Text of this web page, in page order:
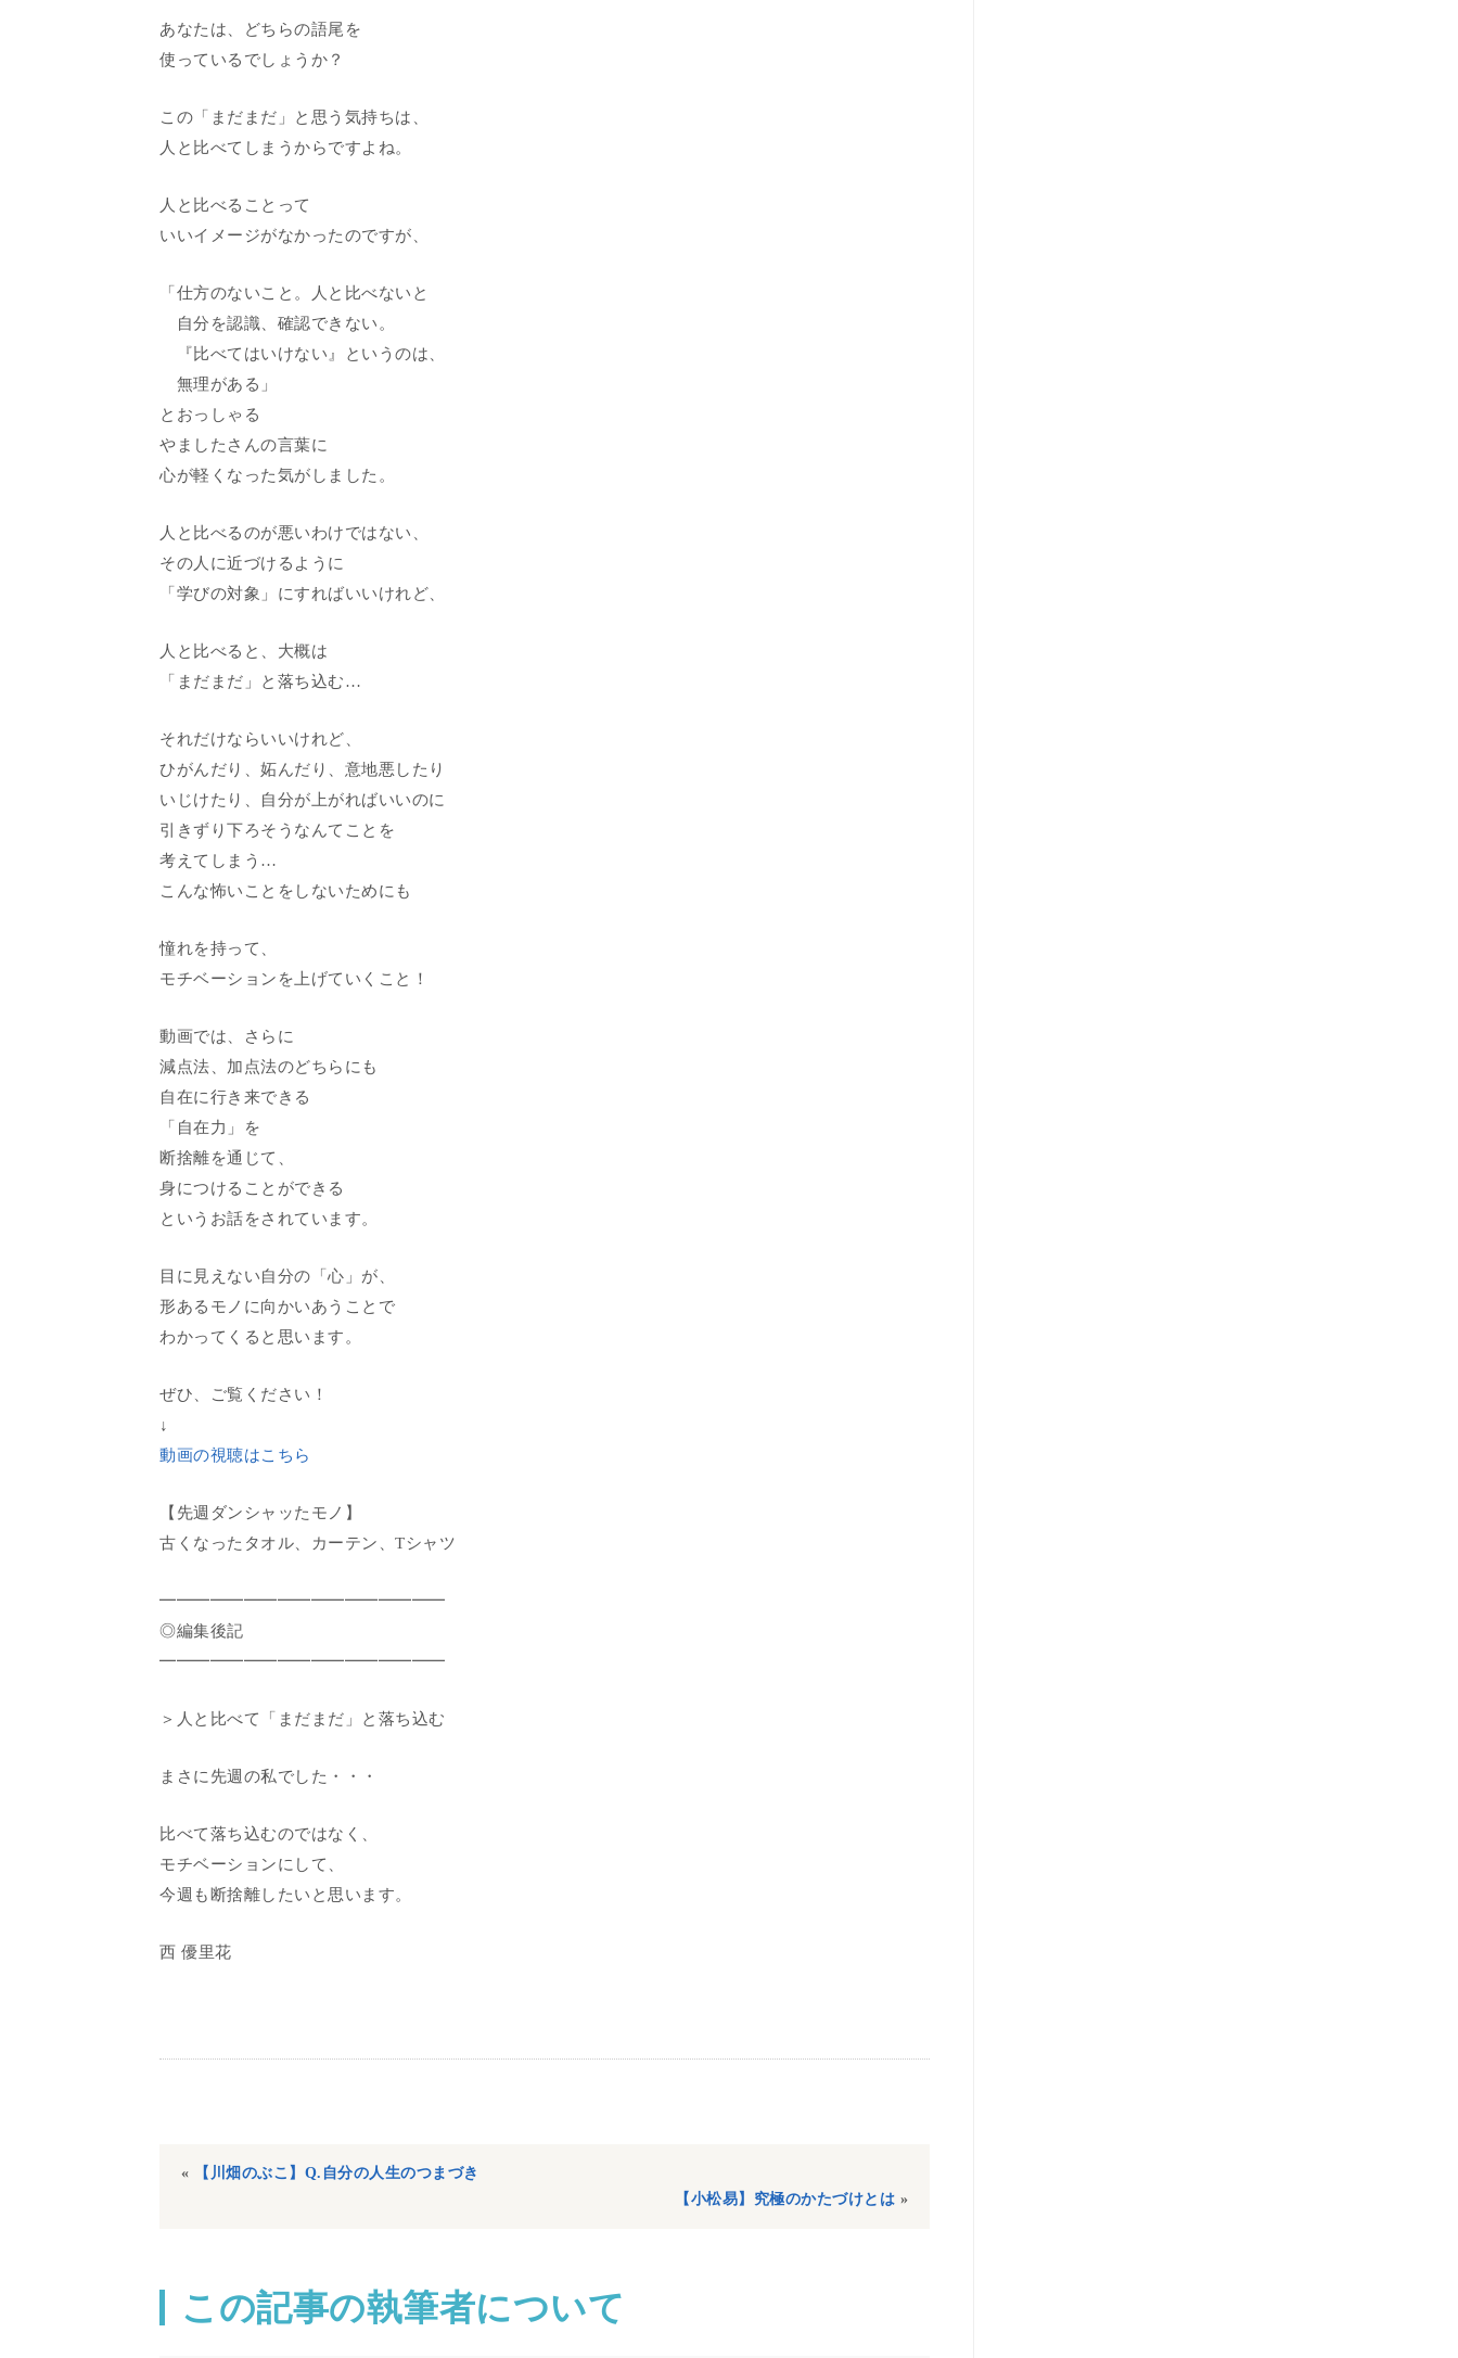
あなたは、どちらの語尾を
使っているでしょうか？
この「まだまだ」と思う気持ちは、
人と比べてしまうからですよね。
人と比べることって
いいイメージがなかったのですが、
「仕方のないこと。人と比べないと
自分を認識、確認できない。
『比べてはいけない』というのは、
無理がある」
とおっしゃる
やましたさんの言葉に
心が軽くなった気がしました。
人と比べるのが悪いわけではない、
その人に近づけるように
「学びの対象」にすればいいけれど、
人と比べると、大概は
「まだまだ」と落ち込む…
それだけならいいけれど、
ひがんだり、妬んだり、意地悪したり
いじけたり、自分が上がればいいのに
引きずり下ろそうなんてことを
考えてしまう…
こんな怖いことをしないためにも
憧れを持って、
モチベーションを上げていくこと！
動画では、さらに
減点法、加点法のどちらにも
自在に行き来できる
「自在力」を
断捨離を通じて、
身につけることができる
というお話をされています。
目に見えない自分の「心」が、
形あるモノに向かいあうことで
わかってくると思います。
ぜひ、ご覧ください！
↓
動画の視聴はこちら
【先週ダンシャッたモノ】
古くなったタオル、カーテン、Tシャツ
━━━━━━━━━━━━━━━━━
◎編集後記
━━━━━━━━━━━━━━━━━
＞人と比べて「まだまだ」と落ち込む
まさに先週の私でした・・・
比べて落ち込むのではなく、
モチベーションにして、
今週も断捨離したいと思います。
西 優里花
«
【川畑のぶこ】Q.自分の人生のつまづき
【小松易】究極のかたづけとは »
この記事の執筆者について